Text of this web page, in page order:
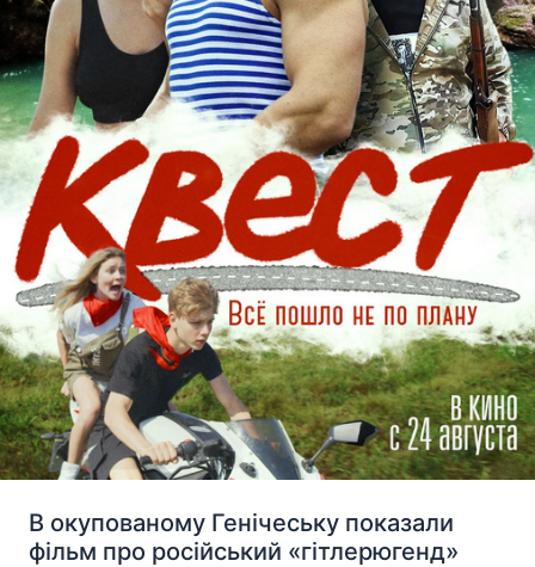
В окупованому Генічеську показали
фільм про російський «гітлерюгенд»